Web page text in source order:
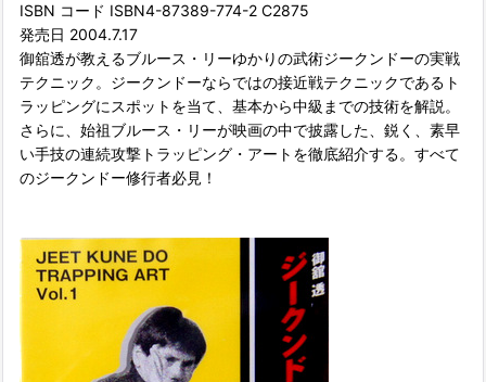
ISBN コード ISBN4-87389-774-2 C2875
発売日 2004.7.17
御舘透が教えるブルース・リーゆかりの武術ジークンドーの実戦
テクニック。ジークンドーならではの接近戦テクニックであるト
ラッピングにスポットを当て、基本から中級までの技術を解説。
さらに、始祖ブルース・リーが映画の中で披露した、鋭く、素早
い手技の連続攻撃トラッピング・アートを徹底紹介する。すべて
のジークンドー修行者必見！